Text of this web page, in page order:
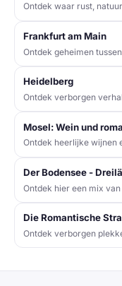
Ontdek waar rust,
Frankfurt am Main
Ontdek geheimen
Heidelberg
Ontdek verborgen
Mosel: Wein und
Ontdek heerlijke wijnen
Der Bodensee -
Ontdek hier een mix
Die Romantische
Ontdek verborgen